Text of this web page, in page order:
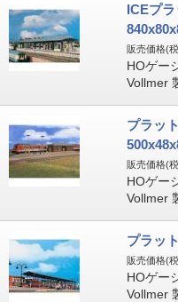
ICEプ
販売価格(
HOゲー
Vollmer
プラッ
販売価格(
HOゲー
Vollmer
プラッ
販売価格(
HOゲー
Vollmer